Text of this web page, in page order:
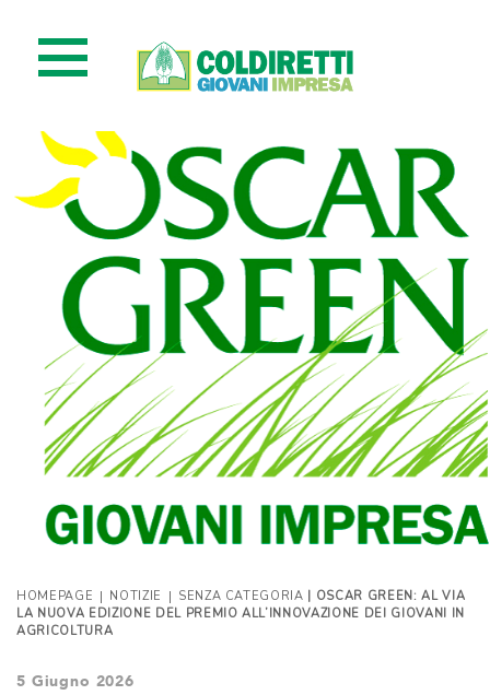
HOMEPAGE | NOTIZIE | SENZA CATEGORIA
| OSCAR GREEN: AL VIA
LA NUOVA EDIZIONE DEL PREMIO ALL’INNOVAZIONE DEI GIOVANI IN
AGRICOLTURA
5 Giugno 2026